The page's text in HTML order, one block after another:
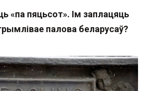
«па пяцьсот». Ім заплацяць
палова беларусаў?